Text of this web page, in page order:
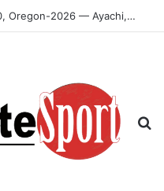
Championnats du monde U-20, Oregon-2026 — Ayachi, Dissa, Touahria et Ghezali en finale